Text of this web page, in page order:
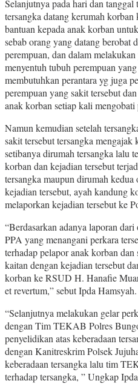
Selanjutnya pada hari dan
tersangka datang kerumah
bantuan kepada anak korban
sebab orang yang datang berobat
perempuan, dan dalam
menyentuh tubuh perempuan
membutuhkan perantara yg juga
perempuan yang sakit tersebut
anak korban setiap kali
Namun kemudian setelah
sakit tersebut tersangka mengajak
setibanya dirumah tersangka lalu
korban dan kejadian tersebut
tersangka maupun dirumah
kejadian tersebut, ayah kandung
melaporkan kejadian tersebut ke
“Berdasarkan adanya laporan
PPA yang menangani perkara
terhadap pelapor anak korban
kaitan dengan kejadian tersebut
korban ke RSUD H. Hanafie
et revertum,” sebut Ipda Hamsyah.
“Selanjutnya melakukan gelar
dengan Tim TEKAB Polres
penyelidikan atas keberadaan
dengan Kanitreskrim Polsek
keberadaan tersangka lalu tim
terhadap tersangka, ” Ungkap